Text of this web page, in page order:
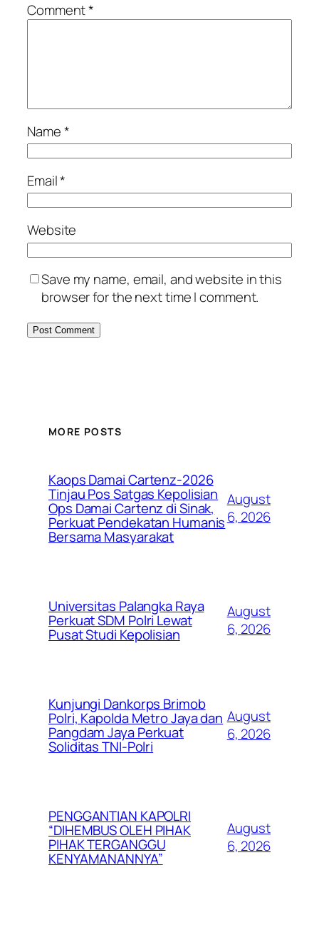
Comment*
Name*
Email*
Website
Save my name, email, and website in this
browser for the next time I comment.
MORE POSTS
Kaops Damai Cartenz-2026
Tinjau Pos Satgas Kepolisian
Ops Damai Cartenz di Sinak,
Perkuat Pendekatan Humanis
Bersama Masyarakat
August
6, 2026
Universitas Palangka Raya
Perkuat SDM Polri Lewat
Pusat Studi Kepolisian
August
6, 2026
Kunjungi Dankorps Brimob
Polri, Kapolda Metro Jaya dan
Pangdam Jaya Perkuat
Soliditas TNI-Polri
August
6, 2026
PENGGANTIAN KAPOLRI
“DIHEMBUS OLEH PIHAK
PIHAK TERGANGGU
KENYAMANANNYA”
August
6, 2026